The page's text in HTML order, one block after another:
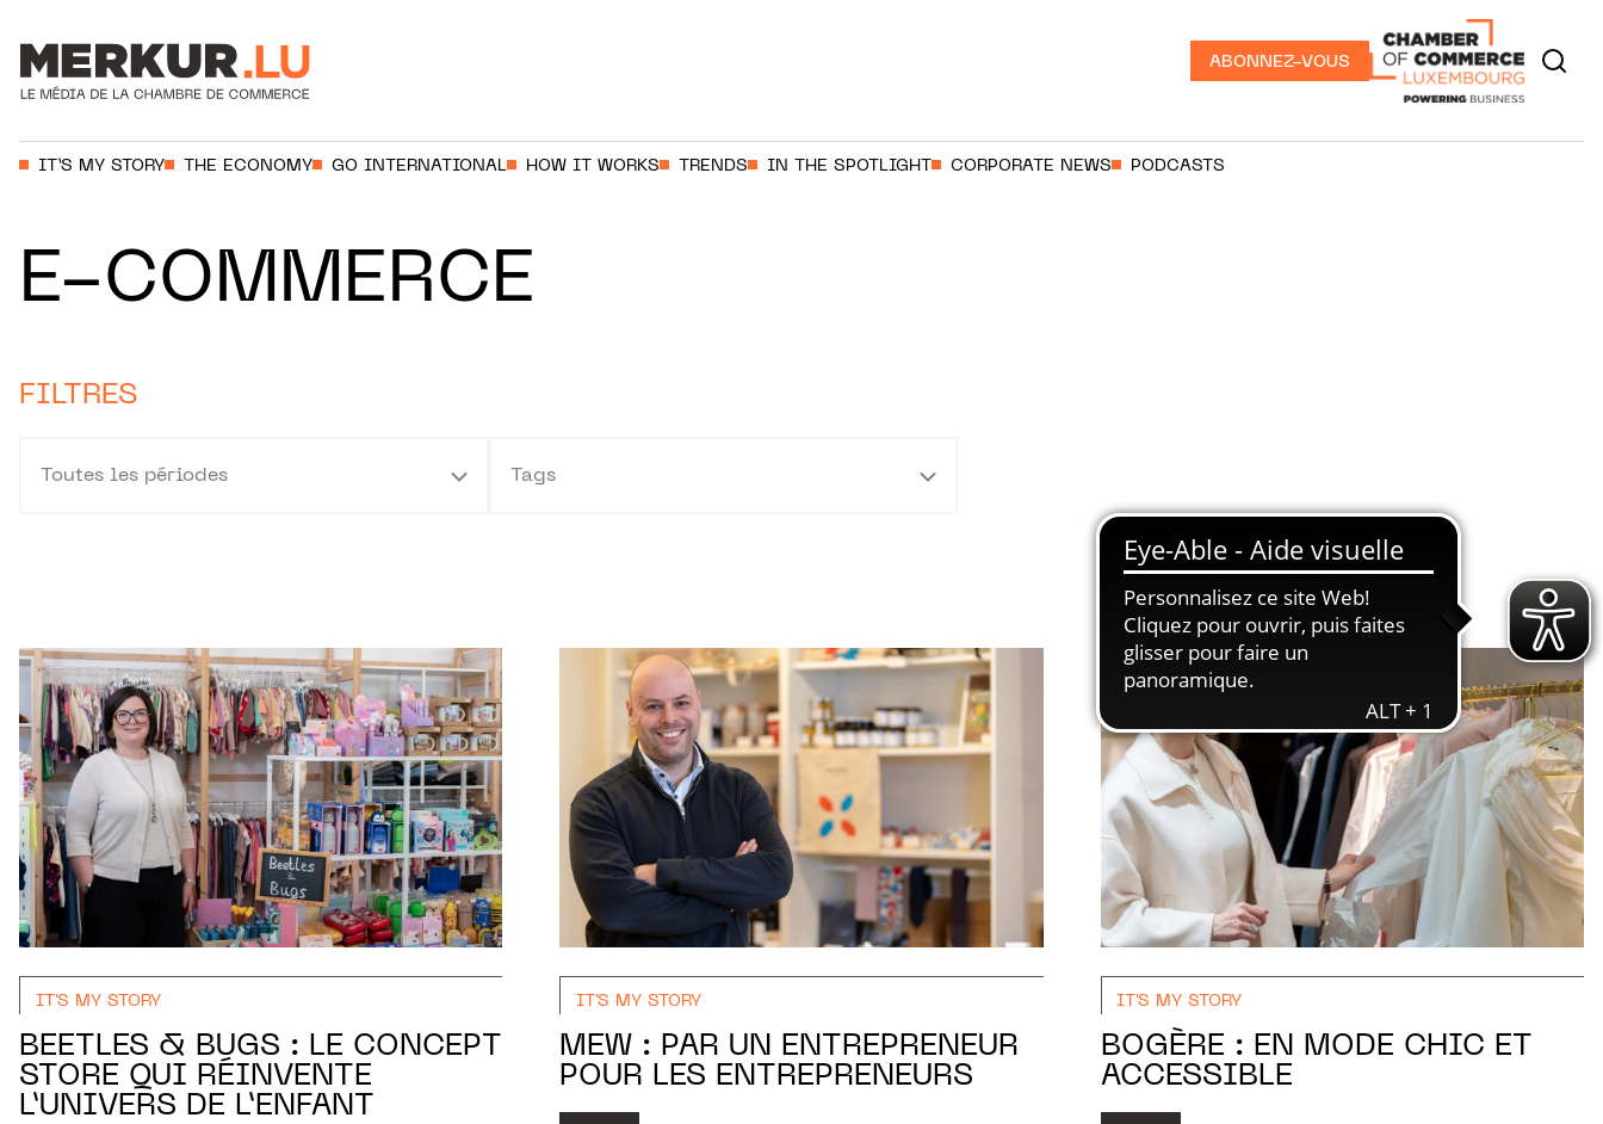
ABONNEZ-VOUS
IT’S MY STORY THE ECONOMY GO INTERNATIONAL HOW IT WORKS TRENDS IN THE SPOTLIGHT CORPORATE NEWS PODCASTS
E-COMMERCE
FILTRES
Toutes les périodes Tags
IT'S MY STORY
BEETLES & BUGS : LE CONCEPT
STORE QUI RÉINVENTE
L’UNIVERS DE L’ENFANT
IT'S MY STORY
MEW : PAR UN ENTREPRENEUR
POUR LES ENTREPRENEURS
IT'S MY STORY
BOGÈRE : EN MODE CHIC ET
ACCESSIBLE